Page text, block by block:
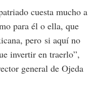
cuesta mucho a
para él o ella, que
pero si aquí no
invertir en traerlo”,
general de Ojeda